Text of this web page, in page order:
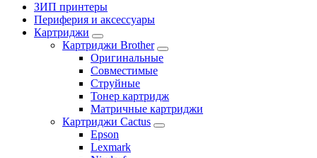
ЗИП принтеры
Периферия и аксессуары
Картриджи
Картриджи Brother
Оригинальные
Совместимые
Струйные
Тонер картридж
Матричные картриджи
Картриджи Cactus
Epson
Lexmark